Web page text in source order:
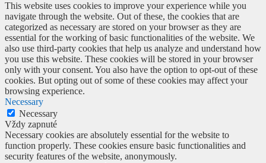
This website uses cookies to improve your experience while you
navigate through the website. Out of these, the cookies that are
categorized as necessary are stored on your browser as they are
essential for the working of basic functionalities of the website. We
also use third-party cookies that help us analyze and understand how
you use this website. These cookies will be stored in your browser
only with your consent. You also have the option to opt-out of these
cookies. But opting out of some of these cookies may affect your
browsing experience.
Necessary
Necessary
Vždy zapnuté
Necessary cookies are absolutely essential for the website to
function properly. These cookies ensure basic functionalities and
security features of the website, anonymously.